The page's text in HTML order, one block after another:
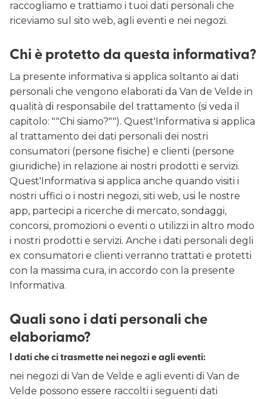
raccogliamo e trattiamo i tuoi dati personali che
riceviamo sul sito web, agli eventi e nei negozi.
Chi è protetto da questa informativa?
La presente informativa si applica soltanto ai dati
personali che vengono elaborati da Van de Velde in
qualità di responsabile del trattamento (si veda il
capitolo: ""Chi siamo?""). Quest'Informativa si applica
al trattamento dei dati personali dei nostri
consumatori (persone fisiche) e clienti (persone
giuridiche) in relazione ai nostri prodotti e servizi.
Quest'Informativa si applica anche quando visiti i
nostri uffici o i nostri negozi, siti web, usi le nostre
app, partecipi a ricerche di mercato, sondaggi,
concorsi, promozioni o eventi o utilizzi in altro modo
i nostri prodotti e servizi. Anche i dati personali degli
ex consumatori e clienti verranno trattati e protetti
con la massima cura, in accordo con la presente
Informativa.
Quali sono i dati personali che
elaboriamo?
I dati che ci trasmette nei negozi e agli eventi:
nei negozi di Van de Velde e agli eventi di Van de
Velde possono essere raccolti i seguenti dati